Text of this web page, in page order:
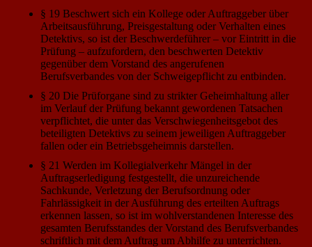
§ 19 Beschwert sich ein Kollege oder Auftraggeber über
Arbeitsausführung, Preisgestaltung oder Verhalten eines
Detektivs, so ist der Beschwerdeführer – vor Eintritt in die
Prüfung – aufzufordern, den beschwerten Detektiv
gegenüber dem Vorstand des angerufenen
Berufsverbandes von der Schweigepflicht zu entbinden.
§ 20 Die Prüforgane sind zu strikter Geheimhaltung aller
im Verlauf der Prüfung bekannt gewordenen Tatsachen
verpflichtet, die unter das Verschwiegenheitsgebot des
beteiligten Detektivs zu seinem jeweiligen Auftraggeber
fallen oder ein Betriebsgeheimnis darstellen.
§ 21 Werden im Kollegialverkehr Mängel in der
Auftragserledigung festgestellt, die unzureichende
Sachkunde, Verletzung der Berufsordnung oder
Fahrlässigkeit in der Ausführung des erteilten Auftrags
erkennen lassen, so ist im wohlverstandenen Interesse des
gesamten Berufsstandes der Vorstand des Berufsverbandes
schriftlich mit dem Auftrag um Abhilfe zu unterrichten.